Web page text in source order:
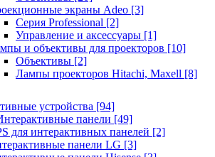
экраны Adeo [3]
Серия Professional [2]
Управление и аксессуары [1]
и объективы для проекторов [10]
Объективы [2]
Лампы проекторов Hitachi, Maxell [8]
устройства [94]
панели [49]
для интерактивных панелей [2]
панели LG [3]